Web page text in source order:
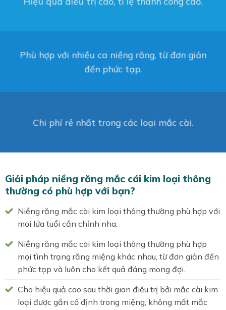
Phù hợp với nhiều ca niềng răng, từ đơn giản
đến phức tạp.
Chi phí rẻ nhất trong các loại mắc cài.
Giải pháp niềng răng mắc cái kim loại thông
thường có phù hợp với bạn?
Niềng răng mắc cài kim loại thông thường phù hợp với
mọi lứa tuổi cần chỉnh nha.
Niềng răng mắc cài kim loại thông thường phù hợp
mọi tình trạng răng miệng khác nhau, từ đơn giản đến
phức tạp và luôn cho kết quả đáng mong đợi.
Cho hiệu quả cao sau thời gian điều trị bởi mắc cài kim
loại được gắn cố định trong miệng, không mất mắc